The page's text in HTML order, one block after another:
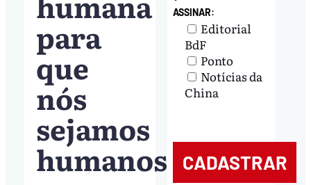
para
que
nós
sejamos
humanos”
ASSINAR:
Editorial
BdF
Ponto
Notícias da
China